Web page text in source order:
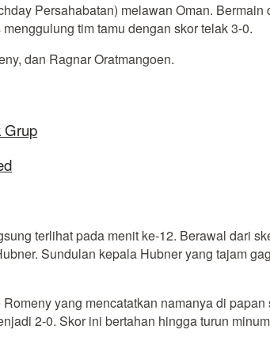
Persahabatan) melawan Oman.
tim tamu dengan skor telak 3-0.
dan Ragnar Oratmangoen.
Grup
terlihat pada menit ke-12. Berawal dari
Sundulan kepala Hubner yang tajam
yang mencatatkan namanya di
2-0. Skor ini bertahan hingga turun